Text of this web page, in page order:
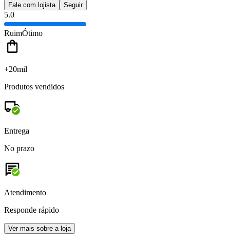
Fale com lojista Seguir
5.0
RuimÓtimo
+20mil
Produtos vendidos
Entrega
No prazo
Atendimento
Responde rápido
Ver mais sobre a loja